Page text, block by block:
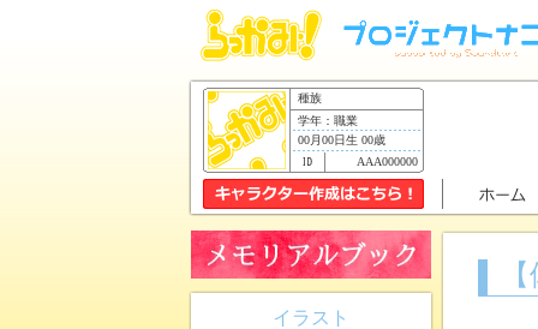
種族
学年：職業
00月00日生 00歳
AAA000000
イラスト